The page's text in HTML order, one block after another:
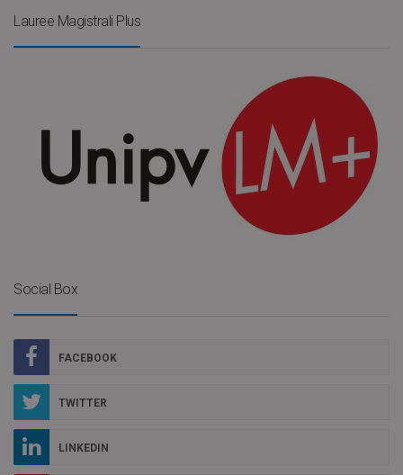
Lauree Magistrali Plus
Social Box
FACEBOOK
TWITTER
LINKEDIN